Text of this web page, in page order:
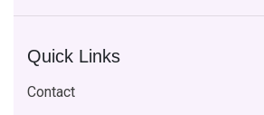
Quick Links
Contact